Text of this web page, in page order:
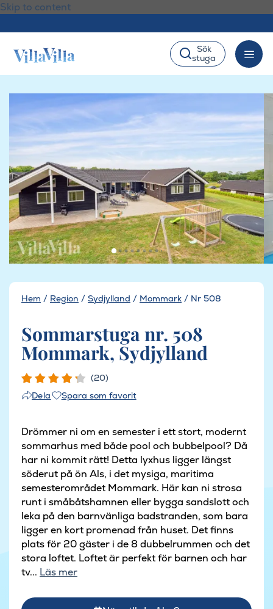
Skip to content
Sök
stuga
Hem / Region / Sydjylland / Mommark / Nr 508
Sommarstuga nr. 508
Mommark, Sydjylland
(20)
Dela
Spara som favorit
Drömmer ni om en semester i ett stort, modernt
sommarhus med både pool och bubbelpool? Då
har ni kommit rätt! Detta lyxhus ligger längst
söderut på ön Als, i det mysiga, maritima
semesterområdet Mommark. Här kan ni strosa
runt i småbåtshamnen eller bygga sandslott och
leka på den barnvänliga badstranden, som bara
ligger en kort promenad från huset. Det finns
plats för 20 gäster i de 8 dubbelrummen och det
stora loftet. Loftet är perfekt för barnen och har
tv... Läs mer